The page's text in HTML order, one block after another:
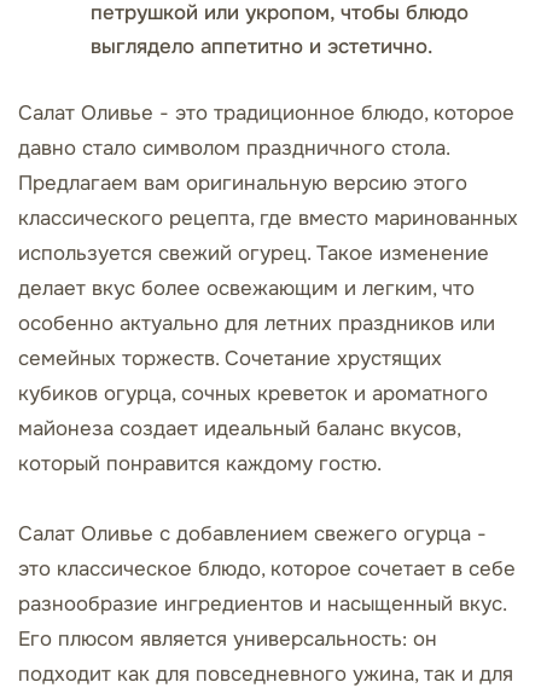
петрушкой или укропом, чтобы блюдо
выглядело аппетитно и эстетично.
Салат Оливье - это традиционное блюдо, которое
давно стало символом праздничного стола.
Предлагаем вам оригинальную версию этого
классического рецепта, где вместо маринованных
используется свежий огурец. Такое изменение
делает вкус более освежающим и легким, что
особенно актуально для летних праздников или
семейных торжеств. Сочетание хрустящих
кубиков огурца, сочных креветок и ароматного
майонеза создает идеальный баланс вкусов,
который понравится каждому гостю.
Салат Оливье с добавлением свежего огурца -
это классическое блюдо, которое сочетает в себе
разнообразие ингредиентов и насыщенный вкус.
Его плюсом является универсальность: он
подходит как для повседневного ужина, так и для